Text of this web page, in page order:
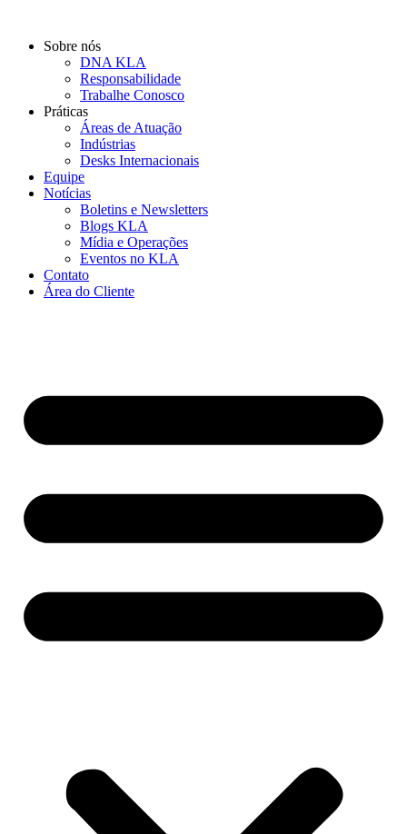
Sobre nós
DNA KLA
Responsabilidade
Trabalhe Conosco
Práticas
Áreas de Atuação
Indústrias
Desks Internacionais
Equipe
Notícias
Boletins e Newsletters
Blogs KLA
Mídia e Operações
Eventos no KLA
Contato
Área do Cliente